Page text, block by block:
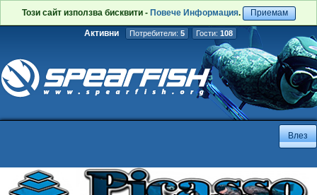
Този сайт използва бисквити - Повече Информация. Приемам
Активни Потребители: 5 Гости: 108